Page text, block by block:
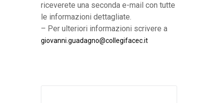
riceverete una seconda e-mail con tutte
le informazioni dettagliate.
– Per ulteriori informazioni scrivere a
giovanni.guadagno@collegifacec.it